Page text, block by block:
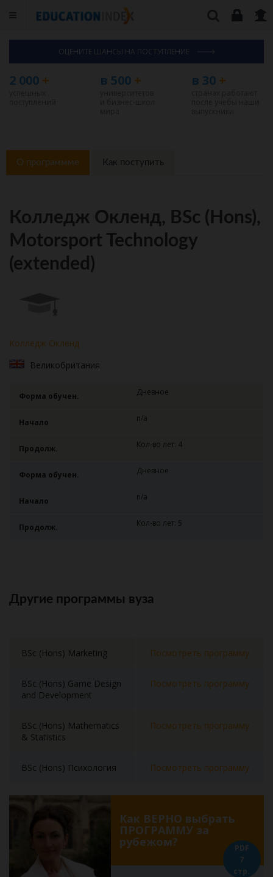
ОЦЕНИТЕ ШАНСЫ НА ПОСТУПЛЕНИЕ
2 000 + в 500 + в 30+
О программме Как поступить
Колледж Окленд, BSc (Hons),
Motorsport Technology
(extended)
Колледж Окленд
Великобритания
Форма обучен. Дневное
Начало n/a
Продолж. Кол-во лет: 4
Форма обучен. Дневное
Начало n/a
Продолж. Кол-во лет: 5
Другие программы вуза
BSc (Hons) Marketing Посмотреть программу
BSc (Hons) Game Design
and Development
Посмотреть программу
BSc (Hons) Mathematics
& Statistics
Посмотреть программу
BSc (Hons) Психология Посмотреть программу
Как ВЕРНО выбрать
ПРОГРАММУ за
рубежом?
PDF
7
стр.